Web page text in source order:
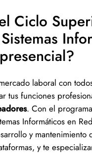
Ciclo
laboral con
tus funciones
. Con el
Informáticos en
y mantenimiento
y te